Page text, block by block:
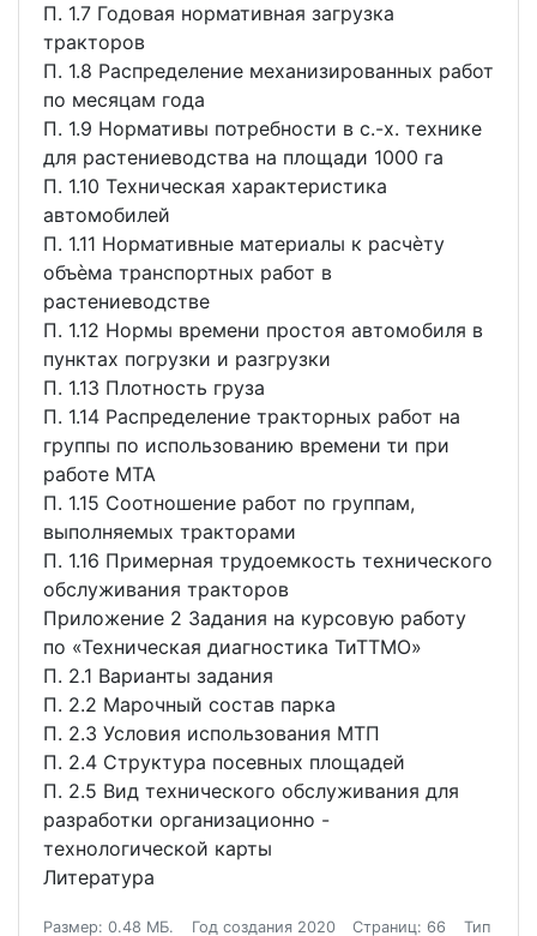
П. 1.7 Годовая нормативная загрузка
тракторов
П. 1.8 Распределение механизированных работ
по месяцам года
П. 1.9 Нормативы потребности в с.-х. технике
для растениеводства на площади 1000 га
П. 1.10 Техническая характеристика
автомобилей
П. 1.11 Нормативные материалы к расчѐту
объѐма транспортных работ в
растениеводстве
П. 1.12 Нормы времени простоя автомобиля в
пунктах погрузки и разгрузки
П. 1.13 Плотность груза
П. 1.14 Распределение тракторных работ на
группы по использованию времени τи при
работе МТА
П. 1.15 Соотношение работ по группам,
выполняемых тракторами
П. 1.16 Примерная трудоемкость технического
обслуживания тракторов
Приложение 2 Задания на курсовую работу
по «Техническая диагностика ТиТТМО»
П. 2.1 Варианты задания
П. 2.2 Марочный состав парка
П. 2.3 Условия использования МТП
П. 2.4 Структура посевных площадей
П. 2.5 Вид технического обслуживания для
разработки организационно -
технологической карты
Литература
Размер: 0.48 МБ. Год создания 2020 Страниц: 66
Тип